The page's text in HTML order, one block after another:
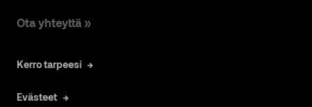
Ota yhteyttä »
Kerro tarpeesi
Evästeet